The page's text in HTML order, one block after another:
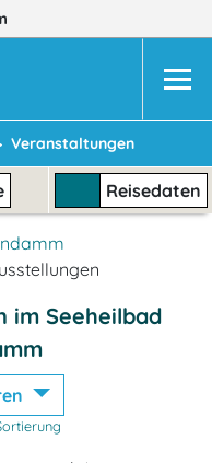
Veranstaltungen
Reisedaten
im Seeheilbad